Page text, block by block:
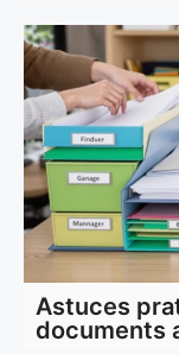
Astuces
documents